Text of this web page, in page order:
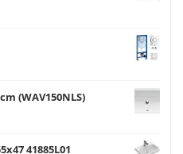
(WAV150NLS)
41885L01